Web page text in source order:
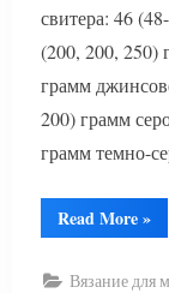
свитера: 46
(200, 200, 250)
грамм
200) грамм
грамм темно-
Read More»
Вязание для